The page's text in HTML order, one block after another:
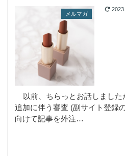
メルマガ
以前、ちらっとお話しました
追加に伴う審査 (副サイト登
向けて記事を外注…